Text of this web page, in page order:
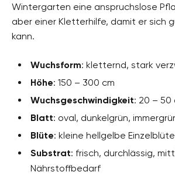
Wintergarten eine anspruchslose
aber einer Kletterhilfe, damit er sich
kann.
Wuchsform: kletternd, stark
Höhe: 150 – 300 cm
Wuchsgeschwindigkeit: 20 – 50
Blatt: oval, dunkelgrün,
Blüte: kleine hellgelbe
Substrat: frisch, durchlässig,
Nährstoffbedarf